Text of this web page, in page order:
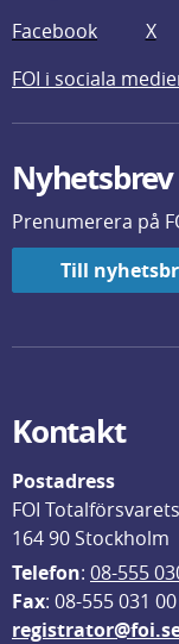
Facebook X
FOI i sociala
Nyhetsbrev
Prenumerera på
Till
Kontakt
Postadress
FOI
164 90 Stockholm
Telefon: 08-555
Fax: 08-555 031 00